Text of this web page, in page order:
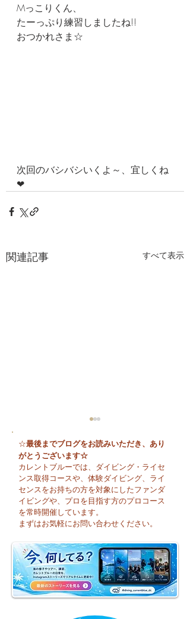
Mっこりくん、
たーっぷり練習しましたね!!
おつかれさま☆
次回のバシバシいくよ～、宜しくね
❤
関連記事 すべて表示
「いよいよお盆休み！
今日は平沢でOWコー
☆最後までブログをお読みいただき、あり
がとうございます☆
カレントブルーでは、ダイビング・ライセ
ンス取得コースや、体験ダイビング、ライ
センスをお持ちの方を対象にしたファンダ
イビングや、プロを目指す方のプロコース
を常時開催しています。
まずはお気軽にお問い合わせください。